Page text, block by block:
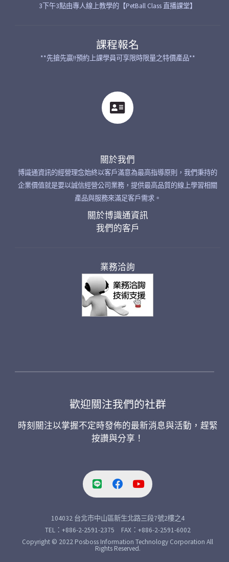
3下午3點由專人線上教學的【PetBall Class 直播課堂】
課程報名
**先搶先贏!!預約上課學員可享限時限量之特價產品**
關於我們
博識通資訊的經營理念始終以客戶滿意為最高指導原則，我們秉持的
企業價值就是要以誠信經營公司業務，提供最高品質的線上學習相關
產品與服務來滿足客戶需求。
關於博識通資訊
我們的客戶
業務洽詢
歡迎關注我們的社群
時刻關注以掌握不定時發佈的最新消息與活動，趕緊
按讚與分享！
104032 台北市中山區新生北路三段7號2樓之4
TEL：+886-2-2591-2375 FAX：+886-2-2591-6002
Copyright © 2022 Posboss Information Technology Corporation All
Rights Reserved.